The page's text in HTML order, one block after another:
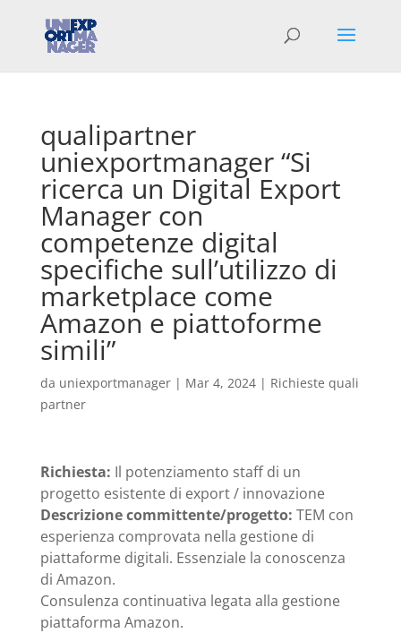
qualipartner
uniexportmanager “Si
ricerca un Digital Export
Manager con
competenze digital
specifiche sull’utilizzo di
marketplace come
Amazon e piattoforme
simili”
da uniexportmanager| Mar 4, 2024| Richieste quali
partner
Richiesta: Il potenziamento staff di un
progetto esistente di export / innovazione
Descrizione committente/progetto: TEM con
esperienza comprovata nella gestione di
piattaforme digitali. Essenziale la conoscenza
di Amazon.
Consulenza continuativa legata alla gestione
piattaforma Amazon.